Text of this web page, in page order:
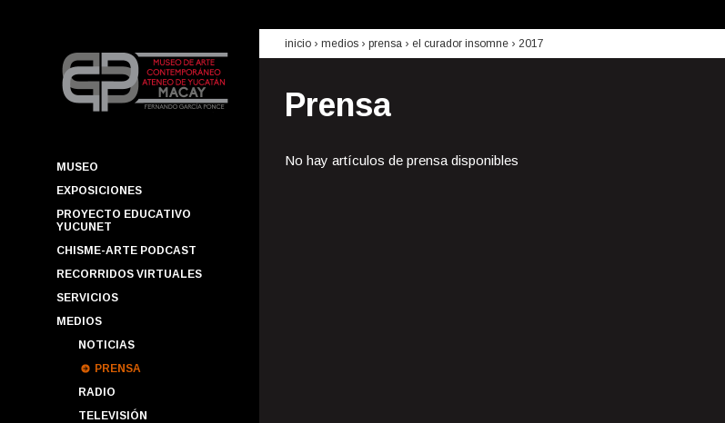
MUSEO
EXPOSICIONES
PROYECTO EDUCATIVO
YUCUNET
CHISME-ARTE PODCAST
RECORRIDOS VIRTUALES
SERVICIOS
MEDIOS
NOTICIAS
PRENSA
RADIO
TELEVISIÓN
inicio › medios › prensa › el curador insomne › 2017
Prensa
No hay artículos de prensa disponibles